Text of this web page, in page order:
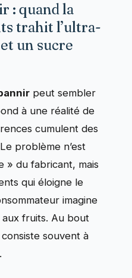
: quand la
trahit l’ultra-
un sucre
peut sembler
à une réalité de
cumulent des
problème n’est
» du fabricant, mais
qui éloigne le
imagine
fruits. Au bout
souvent à